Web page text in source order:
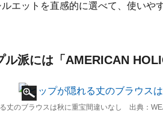
エットを直感的に選べて、使いや
ル派には「AMERICAN
丈のブラウスは秋に重宝間違いなし 出典：